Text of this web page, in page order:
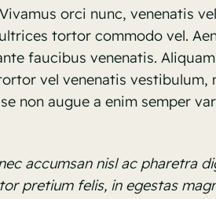
orci nunc, venenatis
tortor commodo vel.
faucibus venenatis.
vel venenatis vestibulum,
non augue a enim semper
accumsan nisl ac pharetra
pretium felis, in egestas